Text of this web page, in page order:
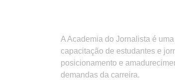
A Academia do Jornalista é
capacitação de estudantes e
posicionamento e
demandas da carreira.